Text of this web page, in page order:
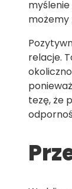
możemy
relacje.
tezę, że